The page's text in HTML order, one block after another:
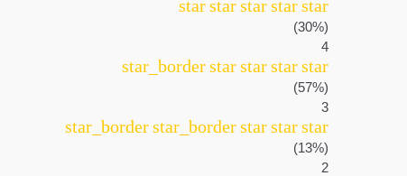
star
star
star
star
star
(30%)
4
star
star
star
star
star_border
(57%)
3
star
star
star
star_border
star_border
(13%)
2